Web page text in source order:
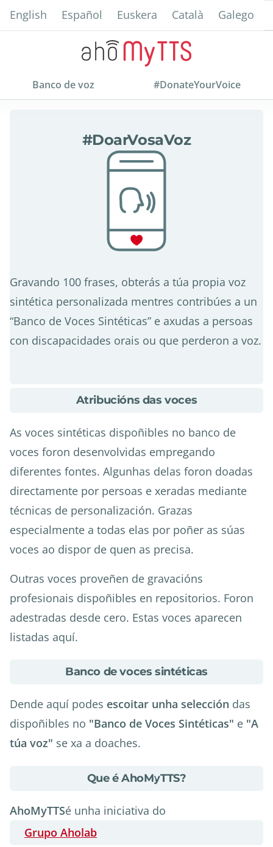
Skip
to
English Español Euskera Català Galego
Banco de voz #DonateYourVoice
#DoarVosaVoz
Gravando 100 frases, obterás a túa propia voz
sintética personalizada mentres contribúes a un
“Banco de Voces Sintéticas” e axudas a persoas
con discapacidades orais ou que perderon a voz.
Atribucións das voces
As voces sintéticas dispoñibles no banco de
voces foron desenvolvidas empregando
diferentes fontes. Algunhas delas foron doadas
directamente por persoas e xeradas mediante
técnicas de personalización. Grazas
especialmente a todas elas por poñer as súas
voces ao dispor de quen as precisa.
Outras voces proveñen de gravacións
profesionais dispoñibles en repositorios. Foron
adestradas desde cero. Estas voces aparecen
listadas aquí.
about
das
voces
Banco de voces sintéticas
Dende aquí podes escoitar unha selección das
dispoñibles no "Banco de Voces Sintéticas" e "A
túa voz" se xa a doaches.
about
de
sintéticas
Que é AhoMyTTS?
AhoMyTTSé unha iniciativa do
Grupo Aholab
about
é